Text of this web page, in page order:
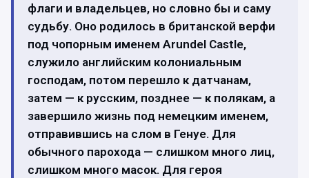
флаги и владельцев, но словно бы и саму
судьбу. Оно родилось в британской верфи
под чопорным именем Arundel Castle,
служило английским колониальным
господам, потом перешло к датчанам,
затем — к русским, позднее — к полякам, а
завершило жизнь под немецким именем,
отправившись на слом в Генуе. Для
обычного парохода — слишком много лиц,
слишком много масок. Для героя